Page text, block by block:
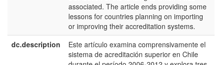
associated. The article ends providing some
lessons for countries planning on importing
or improving their accreditation systems.
dc.description
Este artículo examina comprensivamente el
sistema de acreditación superior en Chile